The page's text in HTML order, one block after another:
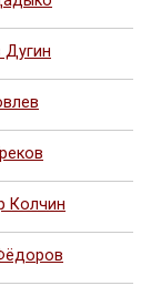
Дугин
Колчин